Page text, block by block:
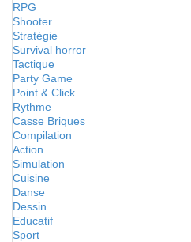
RPG
Shooter
Stratégie
Survival horror
Tactique
Party Game
Point & Click
Rythme
Casse Briques
Compilation
Action
Simulation
Cuisine
Danse
Dessin
Educatif
Sport